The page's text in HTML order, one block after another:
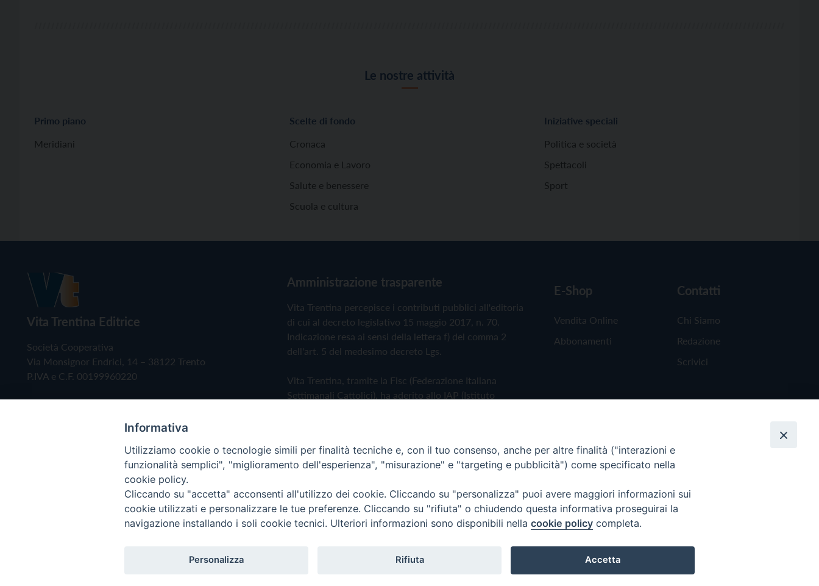
Le nostre attività
Primo piano
Meridiani
Scelte di fondo
Cronaca
Economia e Lavoro
Salute e benessere
Scuola e cultura
Iniziative speciali
Politica e società
Spettacoli
Sport
Vita Trentina Editrice
Società Cooperativa
Via Monsignor Endrici, 14 – 38122 Trento
P.IVA e C.F. 00199960220
Amministrazione trasparente
Vita Trentina percepisce i contributi pubblici all'editoria
di cui al decreto legislativo 15 maggio 2017, n. 70.
Indicazione resa ai sensi della lettera f) del comma 2
dell'art. 5 del medesimo decreto Lgs.
Vita Trentina, tramite la Fisc (Federazione Italiana
Settimanali Cattolici), ha aderito allo IAP (Istituto
Privacy Policy Cookie Policy
E-Shop
Vendita Online
Abbonamenti
Contatti
Chi Siamo
Redazione
Scrivici
Copyright © 2019 - Tutti i diritti riservati - Vita Trentina Editrice
Informativa
Utilizziamo cookie o tecnologie simili per finalità tecniche e, con il tuo consenso, anche per altre finalità ("interazioni e
funzionalità semplici", "miglioramento dell'esperienza", "misurazione" e "targeting e pubblicità") come specificato nella
cookie policy.
Cliccando su "accetta" acconsenti all'utilizzo dei cookie. Cliccando su "personalizza" puoi avere maggiori informazioni sui
cookie utilizzati e personalizzare le tue preferenze. Cliccando su "rifiuta" o chiudendo questa informativa proseguirai la
navigazione installando i soli cookie tecnici. Ulteriori informazioni sono disponibili nella cookie policy completa.
Personalizza Rifiuta Accetta